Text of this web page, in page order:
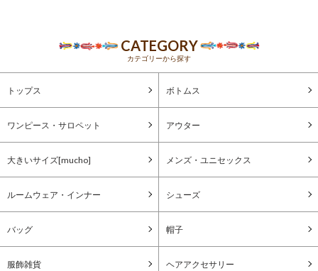
CATEGORY
カテゴリーから探す
トップス ボトムス
ワンピース・サロペット アウター
大きいサイズ[mucho] メンズ・ユニセックス
ルームウェア・インナー シューズ
バッグ 帽子
服飾雑貨 ヘアアクセサリー